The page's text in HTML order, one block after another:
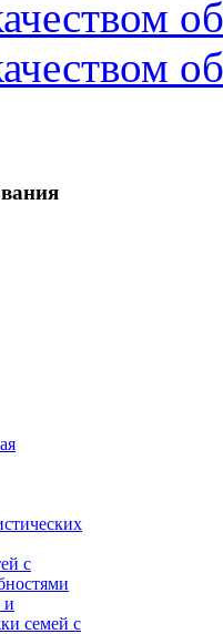
с
и
семей с